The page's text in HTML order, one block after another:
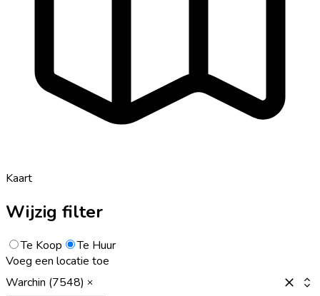
Kaart
Wijzig filter
Te Koop
Te Huur
Voeg een locatie toe
Warchin (7548)